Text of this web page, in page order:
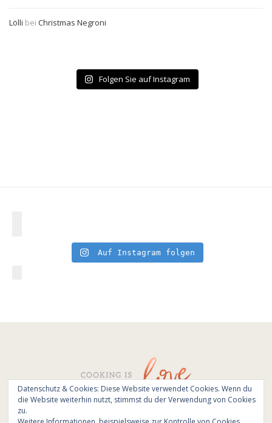
Lölli bei Christmas Negroni
Folgen Sie auf Instagram
Auf Instagram folgen
© All Rights Reserved - Cooking is love 2017.
Datenschutz & Cookies: Diese Website verwendet Cookies. Wenn du
die Website weiterhin nutzt, stimmst du der Verwendung von Cookies
zu.